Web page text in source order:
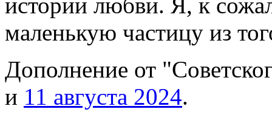
маленькую частицу из
Дополнение от
и 11 августа 2024.